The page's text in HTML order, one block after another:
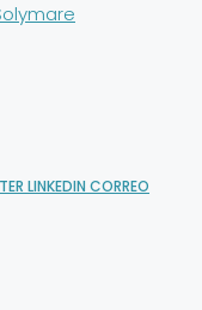
LINKEDIN CORREO